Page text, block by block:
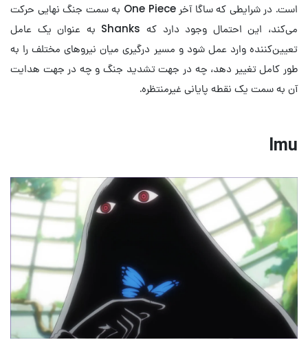
است. در شرایطی که ساگا آخر One Piece به سمت جنگ نهایی حرکت
می‌کند، این احتمال وجود دارد که Shanks به عنوان یک عامل
تعیین‌کننده وارد عمل شود و مسیر درگیری میان نیروهای مختلف را به
طور کامل تغییر دهد، چه در جهت تشدید جنگ و چه در جهت هدایت
آن به سمت یک نقطه پایانی غیرمنتظره.
Imu